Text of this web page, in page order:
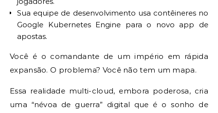
Sua equipe de desenvolvimento usa contêineres no
Google Kubernetes Engine para o novo app de
apostas.
Você é o comandante de um império em rápida
expansão. O problema? Você não tem um mapa.
Essa realidade multi-cloud, embora poderosa, cria
uma “névoa de guerra” digital que é o sonho de